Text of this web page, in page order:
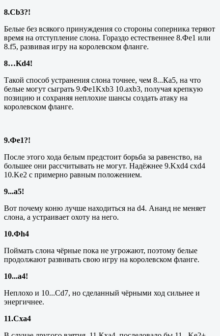
8.Cb3?!
Белые без всякого принуждения со стороны соперника теряют
время на отступление слона. Гораздо естественнее 8.Фе1 или
8.f5, развивая игру на королевском фланге.
8…Kd4!
Такой способ устранения слона точнее, чем 8...Ка5, на что
белые могут сыграть 9.Фе1Kxb3 10.axb3, получая крепкую
позицию и сохраняя неплохие шансы создать атаку на
королевском фланге.
9.Фе1?!
После этого хода белым предстоит борьба за равенство, на
большее они рассчитывать не могут. Надёжнее 9.Kxd4 cxd4
10.Ke2 с примерно равным положением.
9...а5!
Вот почему коню лучше находиться на d4. Ананд не меняет
слона, а устраивает охоту на него.
10.Фh4
Поймать слона чёрные пока не угрожают, поэтому белые
продолжают развивать свою игру на королевском фланге.
10...а4!
Неплохо и 10...Cd7, но сделанный чёрными ход сильнее и
энергичнее.
11.Сxа4